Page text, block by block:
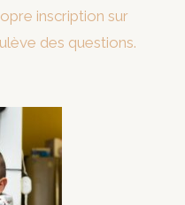
inscription sur
des questions.